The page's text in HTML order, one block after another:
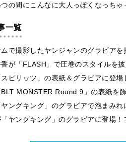
の間にこんなに大人っぽくなっち
一覧
で撮影したヤンジャンのグラビア
が「FLASH」で圧巻のスタイルを
ピリッツ」の表紙＆グラビアに登場
MONSTER Round 9」の表紙を
ングキング」のグラビアで泡まみれ
ヤングキング」のグラビアに登場